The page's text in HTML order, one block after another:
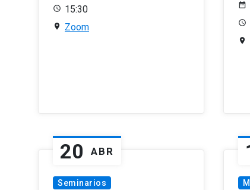
15:30
Zoom
20 ABR
Seminarios